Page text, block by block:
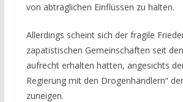
von abträglichen Einflüssen zu halten.
Allerdings scheint sich der fragile
zapatistischen Gemeinschaften seit
aufrecht erhalten hatten, angesichts
Regierung mit den Drogenhändlern“
zuneigen.